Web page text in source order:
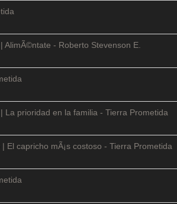
AlimÃ©ntate - Roberto Stevenson E.
La prioridad en la familia - Tierra Prometida
El capricho mÃ¡s costoso - Tierra Prometida